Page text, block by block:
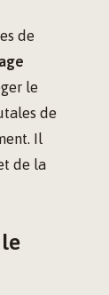
de
le
de
Il
de la